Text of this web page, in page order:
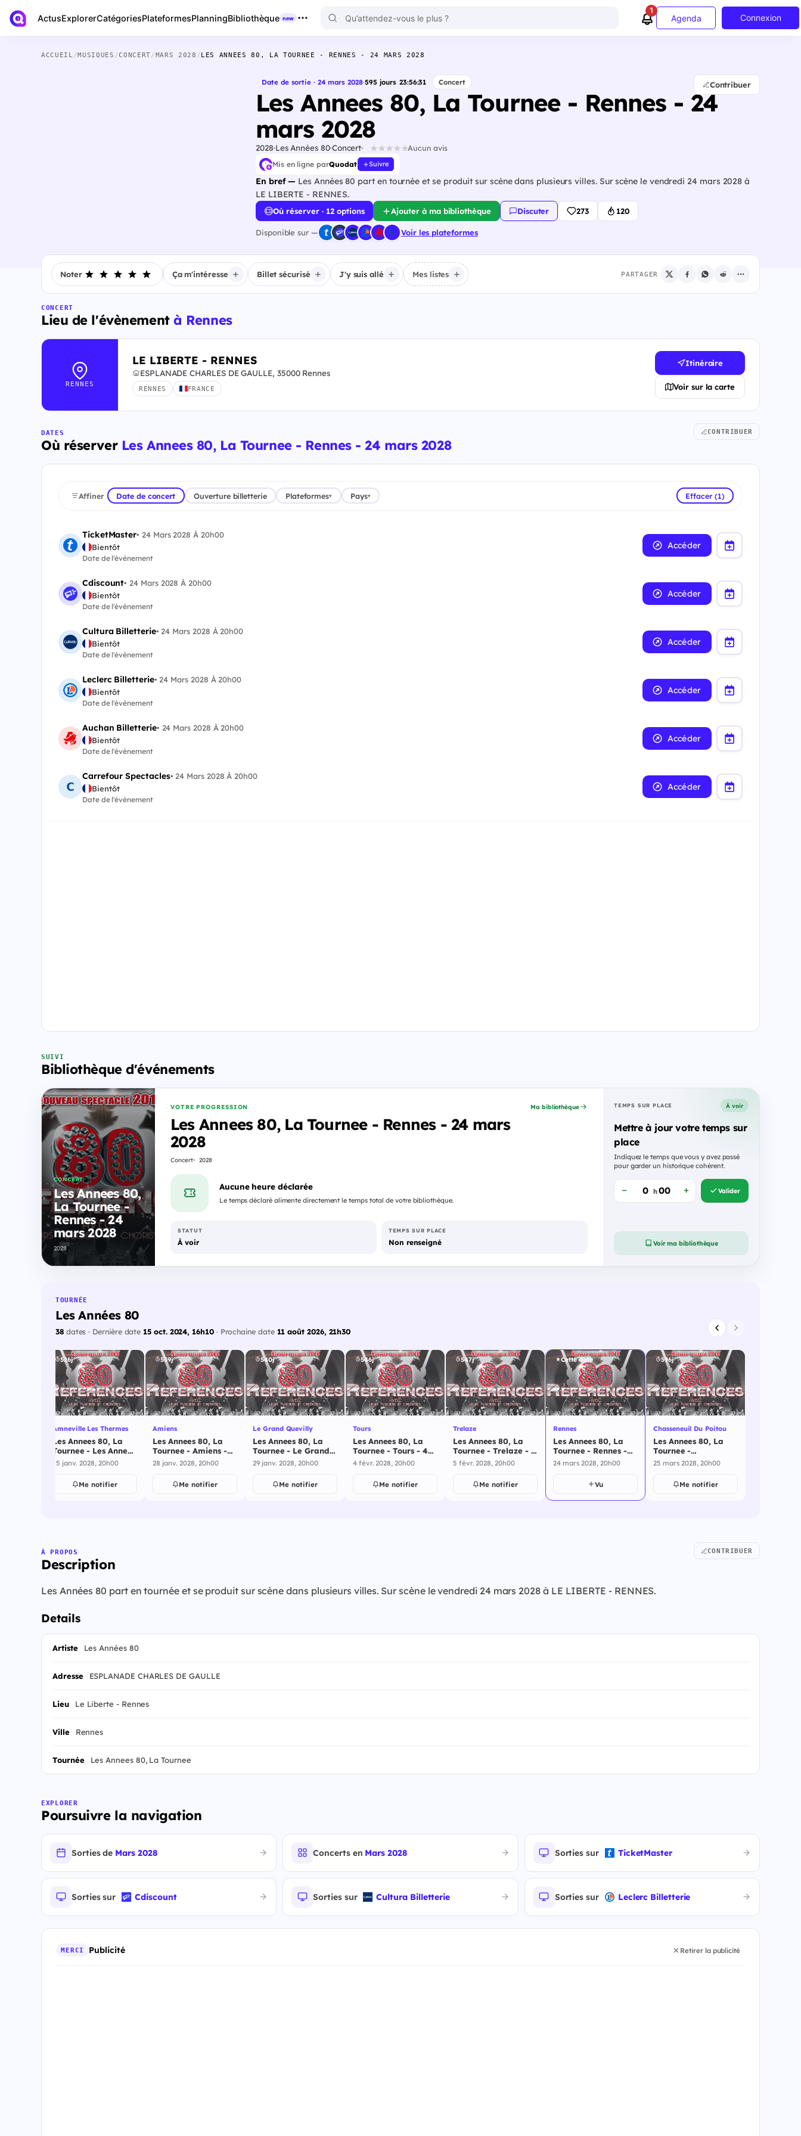
ActusExplorerCatégoriesPlateformesPlanningBibliothèque new
1
Agenda Connexion
ACCUEIL /MUSIQUES /CONCERT/MARS 2028 /LES ANNEES 80, LA TOURNEE - RENNES - 24 MARS 2028
Date de sortie · 24 mars 2028·595 jours 23:56:30 Concert
Les Annees 80, La Tournee - Rennes - 24
mars 2028
2028 Les Années 80Concert Aucun avis
Mis en ligne parQuodat Suivre
En bref — Les Années 80 part en tournée et se produit sur scène dans plusieurs villes. Sur scène le vendredi 24 mars 2028 à
LE LIBERTE - RENNES.
Contribuer
Où réserver · 12 options Ajouter à ma bibliothèque Discuter 273 120
Disponible sur — Voir les plateformes
Noter Ça m'intéresse Billet sécurisé J'y suis allé Mes listes PARTAGER
CONCERT
Lieu de l'évènementà Rennes
RENNES
LE LIBERTE - RENNES
ESPLANADE CHARLES DE GAULLE, 35000 Rennes
RENNES FRANCE
Itinéraire
Voir sur la carte
DATES
Où réserver Les Annees 80, La Tournee - Rennes - 24 mars 2028
CONTRIBUER
Affiner Date de concert Ouverture billetterie Plateformes▾ Pays▾ Effacer (1)
TicketMaster• 24 Mars 2028 À 20h00
Bientôt
Date de l'évènement
Accéder
Cdiscount• 24 Mars 2028 À 20h00
Bientôt
Date de l'évènement
Accéder
Cultura Billetterie• 24 Mars 2028 À 20h00
Bientôt
Date de l'évènement
Accéder
Leclerc Billetterie• 24 Mars 2028 À 20h00
Bientôt
Date de l'évènement
Accéder
Auchan Billetterie• 24 Mars 2028 À 20h00
Bientôt
Date de l'évènement
Accéder
Carrefour Spectacles• 24 Mars 2028 À 20h00
Bientôt
Date de l'évènement
Accéder
SUIVI
Bibliothèque d'événements
CONCERT
Les Annees 80,
La Tournee -
Rennes - 24
mars 2028
2028
VOTRE PROGRESSION
Les Annees 80, La Tournee - Rennes - 24 mars
2028
Concert 2028
Ma bibliothèque
Aucune heure déclarée
Le temps déclaré alimente directement le temps total de votre bibliothèque.
STATUT
À voir
TEMPS SUR PLACE
Non renseigné
TEMPS SUR PLACE À voir
Mettre à jour votre temps sur
place
Indiquez le temps que vous y avez passé
pour garder un historique cohérent.
h Valider
Voir ma bibliothèque
TOURNÉE
Les Années 80
38dates · Dernière date 15 oct. 2024, 16h10· Prochaine date 11 août 2026, 21h30
526j
Amneville Les Thermes
Les Annees 80, La
Tournee - Les Annees
80 - Amneville Les
Thermes - 15 janvier
15 janv. 2028, 20h00
Me notifier
539j
Amiens
Les Annees 80, La
Tournee - Amiens -
28 janvier 2028
28 janv. 2028, 20h00
Me notifier
540j
Le Grand Quevilly
Les Annees 80, La
Tournee - Le Grand
Quevilly - 29 janvier
2028
29 janv. 2028, 20h00
Me notifier
546j
Tours
Les Annees 80, La
Tournee - Tours - 4
février 2028
4 févr. 2028, 20h00
Me notifier
547j
Trelaze
Les Annees 80, La
Tournee - Trelaze - 5
février 2028
5 févr. 2028, 20h00
Me notifier
Cette date
Rennes
Les Annees 80, La
Tournee - Rennes -
24 mars 2028
24 mars 2028, 20h00
Vu
596j
Chasseneuil Du Poitou
Les Annees 80, La
Tournee -
Chasseneuil Du
Poitou - 25 mars
25 mars 2028, 20h00
Me notifier
À PROPOS
Description
CONTRIBUER
Les Années 80 part en tournée et se produit sur scène dans plusieurs villes. Sur scène le vendredi 24 mars 2028 à LE LIBERTE - RENNES.
Details
Artiste Les Années 80
Adresse ESPLANADE CHARLES DE GAULLE
Lieu Le Liberte - Rennes
Ville Rennes
Tournée Les Annees 80, La Tournee
EXPLORER
Poursuivre la navigation
Sorties de Mars 2028 Concerts en Mars 2028 Sorties sur TicketMaster
Sorties sur Cdiscount Sorties sur Cultura Billetterie Sorties sur Leclerc Billetterie
MERCI Publicité Retirer la publicité